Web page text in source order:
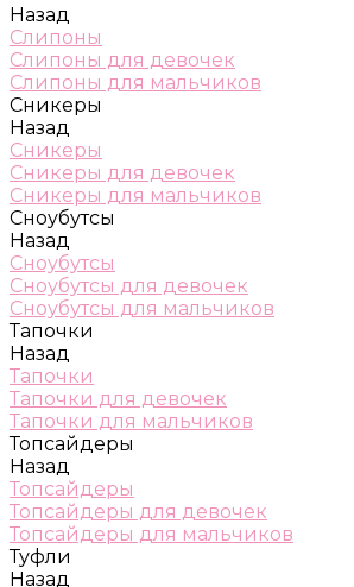
Назад
Слипоны
Слипоны для девочек
Слипоны для мальчиков
Сникеры
Назад
Сникеры
Сникеры для девочек
Сникеры для мальчиков
Сноубутсы
Назад
Сноубутсы
Сноубутсы для девочек
Сноубутсы для мальчиков
Тапочки
Назад
Тапочки
Тапочки для девочек
Тапочки для мальчиков
Топсайдеры
Назад
Топсайдеры
Топсайдеры для девочек
Топсайдеры для мальчиков
Туфли
Назад